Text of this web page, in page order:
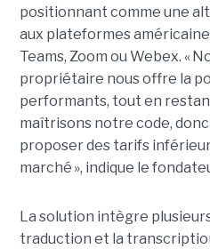
positionnant comme une
aux plateformes
Teams, Zoom ou Webex. «
propriétaire nous offre la
performants, tout en
maîtrisons notre code,
proposer des tarifs
marché », indique le
La solution intègre
traduction et la